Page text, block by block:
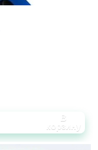
В
корзину